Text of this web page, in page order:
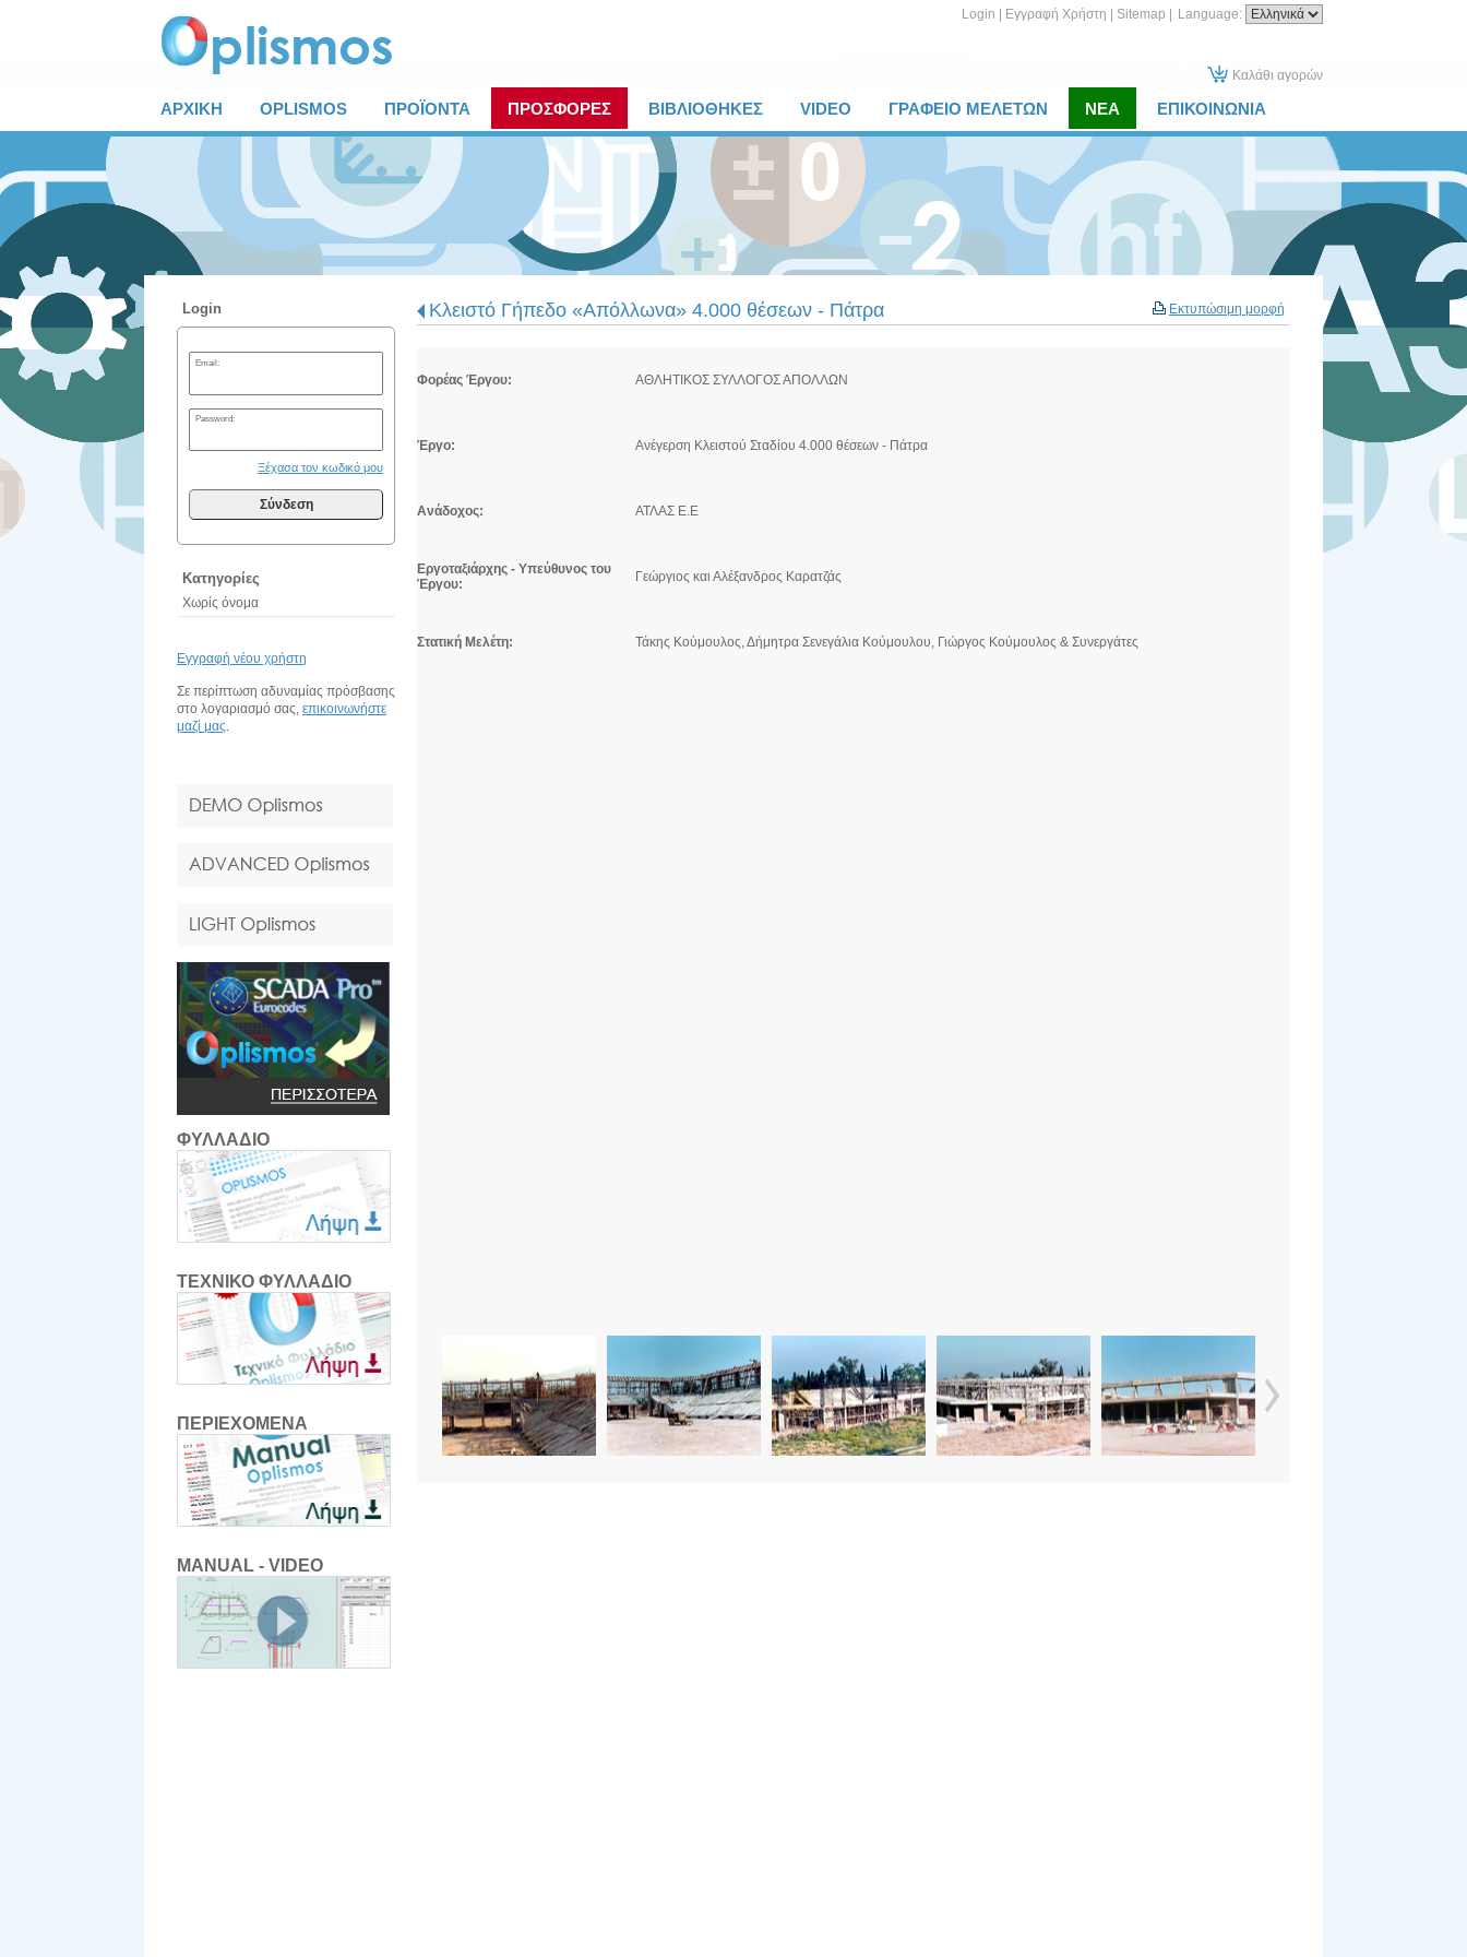
Language:
Login Εγγραφή Χρήστη Sitemap
Καλάθι αγορών
ΑΡΧΙΚΗ OPLISMOS ΠΡΟΪΟΝΤΑ ΠΡΟΣΦΟΡΕΣ ΒΙΒΛΙΟΘΗΚΕΣ VIDEO ΓΡΑΦΕΙΟ ΜΕΛΕΤΩΝ ΝΕΑ ΕΠΙΚΟΙΝΩΝΙΑ
Login
Email:
Password:
Ξέχασα τον κωδικό μου
Σύνδεση
Κατηγορίες
Χωρίς όνομα
Εγγραφή νέου χρήστη
Σε περίπτωση αδυναμίας πρόσβασης
στο λογαριασμό σας, επικοινωνήστε
μαζί μας.
ΦΥΛΛΑΔΙΟ
ΤΕΧΝΙΚΟ ΦΥΛΛΑΔΙΟ
ΠΕΡΙΕΧΟΜΕΝΑ
MANUAL - VIDEO
Εκτυπώσιμη μορφή
Κλειστό Γήπεδο «Απόλλωνα» 4.000 θέσεων - Πάτρα
Φορέας Έργου: ΑΘΛΗΤΙΚΟΣ ΣΥΛΛΟΓΟΣ ΑΠΟΛΛΩΝ
Έργο: Ανέγερση Κλειστού Σταδίου 4.000 θέσεων - Πάτρα
Ανάδοχος: ΑΤΛΑΣ Ε.Ε
Εργοταξιάρχης - Υπεύθυνος του
Έργου:
Γεώργιος και Αλέξανδρος Καρατζάς
Στατική Μελέτη: Τάκης Κούμουλος, Δήμητρα Σενεγάλια Κούμουλου, Γιώργος Κούμουλος & Συνεργάτες